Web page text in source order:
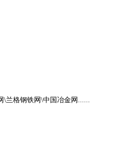
\兰格钢铁网\中国冶金网......